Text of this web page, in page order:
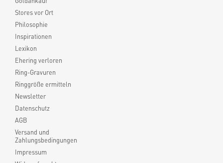
Stores vor Ort
Philosophie
Inspirationen
Lexikon
Ehering verloren
Ring-Gravuren
Ringgröße ermitteln
Newsletter
Datenschutz
AGB
Versand und
Zahlungsbedingungen
Impressum